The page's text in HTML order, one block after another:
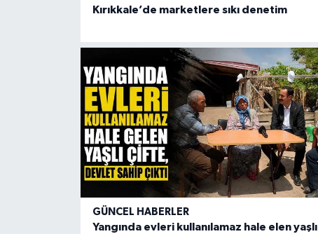
Kırıkkale’de marketlere sıkı denetim
GÜNCEL HABERLER
Yangında evleri kullanılamaz hale elen yaşlı